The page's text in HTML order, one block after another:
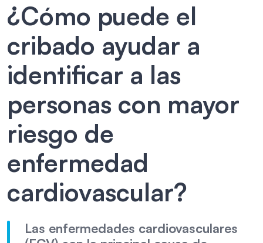
¿Cómo puede el
cribado ayudar a
identificar a las
personas con mayor
riesgo de
enfermedad
cardiovascular?
Las enfermedades cardiovasculares